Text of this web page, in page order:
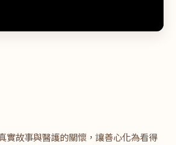
實故事與醫護的關懷，讓善心化為看得